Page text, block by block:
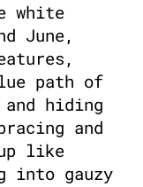
white
June,
path of
and hiding
and
like
into gauzy